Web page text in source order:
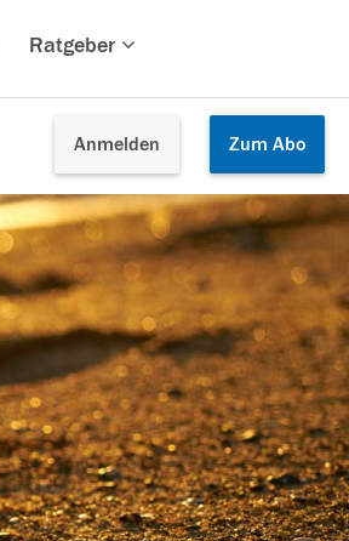
Ratgeber
Anmelden Zum Abo